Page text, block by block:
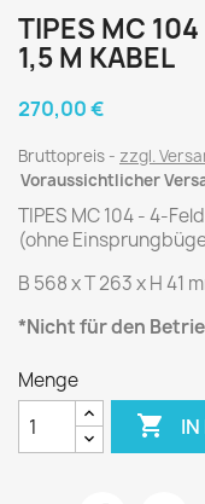
TIPES MC
1,5 M KABEL
270,00 €
Bruttopreis
zzgl.
Voraussichtlicher
TIPES MC 104 - 4-
(ohne
B 568 x T 263 x H 41
*Nicht für den
Menge
